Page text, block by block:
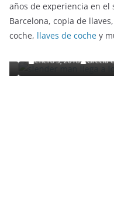
años de experiencia en el
Barcelona, copia de
coche, llaves de coche y
ENTRETENIMIENTO Y
Slender Man llega
detalles
enero 3, 2018 Grecia